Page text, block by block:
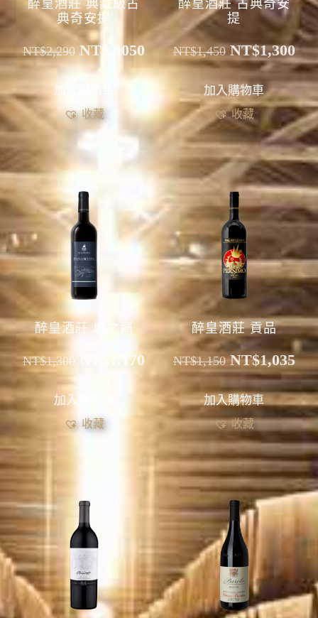
醉皇酒莊 典藏級古
典奇安提
NT$2,290 NT$ 2,050
加入購物車
收藏
醉皇酒莊 古典奇安
提
NT$1,450 NT$1,300
加入購物車
收藏
醉皇酒莊 城之巔
NT$1,300 1,170
加入購物車
收藏
醉皇酒莊 貢品
NT$1,150 NT$1,035
加入購物車
收藏